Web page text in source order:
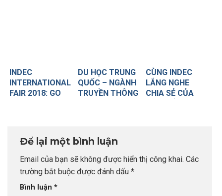
INDEC
INTERNATIONAL
FAIR 2018: GO
DU HỌC TRUNG
QUỐC – NGÀNH
TRUYỀN THÔNG
CÙNG INDEC
LẮNG NGHE
CHIA SẺ CỦA
Để lại một bình luận
Email của bạn sẽ không được hiển thị công khai. Các
trường bắt buộc được đánh dấu *
Bình luận *